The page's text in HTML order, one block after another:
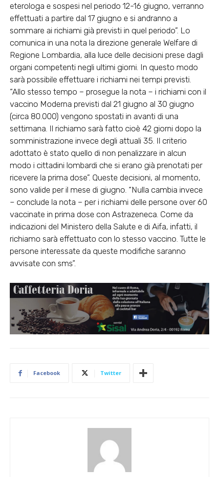
eterologa e sospesi nel periodo 12-16 giugno, verranno
effettuati a partire dal 17 giugno e si andranno a
sommare ai richiami già previsti in quel periodo”. Lo
comunica in una nota la direzione generale Welfare di
Regione Lombardia, alla luce delle decisioni prese dagli
organi competenti negli ultimi giorni. In questo modo
sarà possibile effettuare i richiami nei tempi previsti.
“Allo stesso tempo – prosegue la nota – i richiami con il
vaccino Moderna previsti dal 21 giugno al 30 giugno
(circa 80.000) vengono spostati in avanti di una
settimana. Il richiamo sarà fatto cioè 42 giorni dopo la
somministrazione invece degli attuali 35. Il criterio
adottato è stato quello di non penalizzare in alcun
modo i cittadini lombardi che si erano già prenotati per
ricevere la prima dose”. Queste decisioni, al momento,
sono valide per il mese di giugno. “Nulla cambia invece
– conclude la nota – per i richiami delle persone over 60
vaccinate in prima dose con Astrazeneca. Come da
indicazioni del Ministero della Salute e di Aifa, infatti, il
richiamo sarà effettuato con lo stesso vaccino. Tutte le
persone interessate da queste modifiche saranno
avvisate con sms”.
Facebook Twitter